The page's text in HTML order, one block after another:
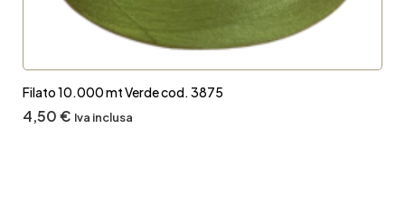
Filato 10.000 mt Verde cod. 3875
4,50€ Iva inclusa